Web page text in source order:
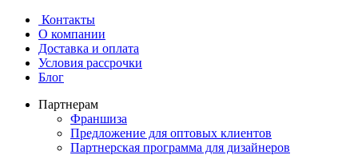
Контакты
О компании
Доставка и оплата
Условия рассрочки
Блог
Партнерам
Франшиза
Предложение для оптовых клиентов
Партнерская программа для дизайнеров